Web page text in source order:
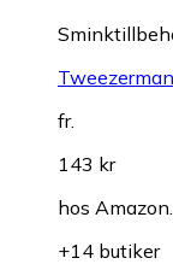
fr.
143 kr
hos
+14 butiker